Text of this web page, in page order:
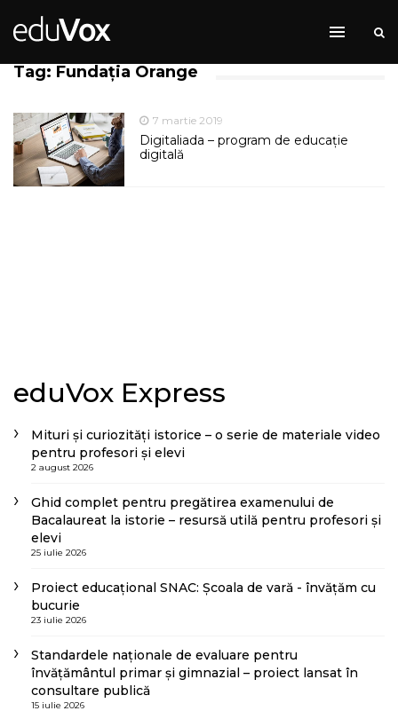
Tag: Fundația Orange
7 martie 2019
Digitaliada – program de educație
digitală
eduVox Express
Mituri și curiozități istorice – o serie de materiale video
pentru profesori și elevi
2 august 2026
Ghid complet pentru pregătirea examenului de
Bacalaureat la istorie – resursă utilă pentru profesori și
elevi
25 iulie 2026
Proiect educațional SNAC: Școala de vară - învățăm cu
bucurie
23 iulie 2026
Standardele naționale de evaluare pentru
învățământul primar și gimnazial – proiect lansat în
consultare publică
15 iulie 2026